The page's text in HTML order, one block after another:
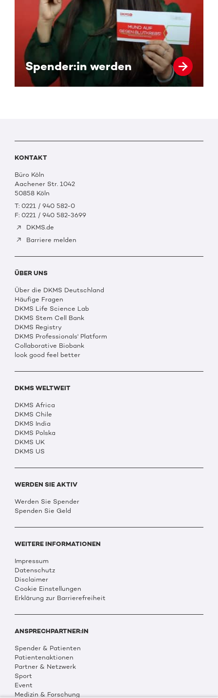
Spender:in werden
KONTAKT
Büro Köln
Aachener Str. 1042
50858 Köln
T: 0221 / 940 582-0
F: 0221 / 940 582-3699
DKMS.de
Barriere melden
ÜBER UNS
Über die DKMS Deutschland
Häufige Fragen
DKMS Life Science Lab
DKMS Stem Cell Bank
DKMS Registry
DKMS Professionals' Platform
Collaborative Biobank
look good feel better
DKMS WELTWEIT
DKMS Africa
DKMS Chile
DKMS India
DKMS Polska
DKMS UK
DKMS US
WERDEN SIE AKTIV
Werden Sie Spender
Spenden Sie Geld
WEITERE INFORMATIONEN
Impressum
Datenschutz
Disclaimer
Cookie Einstellungen
Erklärung zur Barrierefreiheit
ANSPRECHPARTNER:IN
Spender & Patienten
Patientenaktionen
Partner & Netzwerk
Sport
Event
Medizin & Forschung